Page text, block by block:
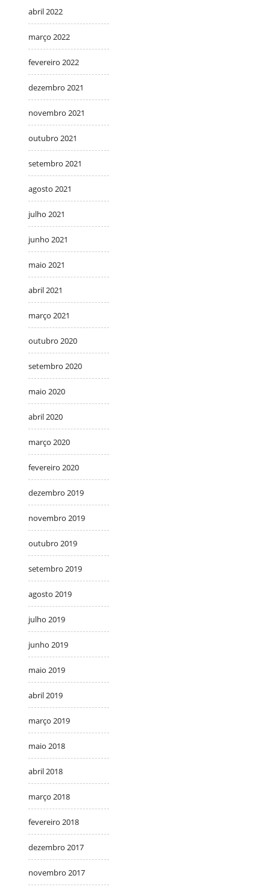
abril 2022
março 2022
fevereiro 2022
dezembro 2021
novembro 2021
outubro 2021
setembro 2021
agosto 2021
julho 2021
junho 2021
maio 2021
abril 2021
março 2021
outubro 2020
setembro 2020
maio 2020
abril 2020
março 2020
fevereiro 2020
dezembro 2019
novembro 2019
outubro 2019
setembro 2019
agosto 2019
julho 2019
junho 2019
maio 2019
abril 2019
março 2019
maio 2018
abril 2018
março 2018
fevereiro 2018
dezembro 2017
novembro 2017